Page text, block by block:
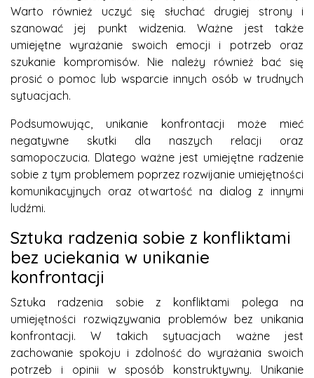
Warto również uczyć się słuchać drugiej strony i
szanować jej punkt widzenia. Ważne jest także
umiejętne wyrażanie swoich emocji i potrzeb oraz
szukanie kompromisów. Nie należy również bać się
prosić o pomoc lub wsparcie innych osób w trudnych
sytuacjach.
Podsumowując, unikanie konfrontacji może mieć
negatywne skutki dla naszych relacji oraz
samopoczucia. Dlatego ważne jest umiejętne radzenie
sobie z tym problemem poprzez rozwijanie umiejętności
komunikacyjnych oraz otwartość na dialog z innymi
ludźmi.
Sztuka radzenia sobie z konfliktami
bez uciekania w unikanie
konfrontacji
Sztuka radzenia sobie z konfliktami polega na
umiejętności rozwiązywania problemów bez unikania
konfrontacji. W takich sytuacjach ważne jest
zachowanie spokoju i zdolność do wyrażania swoich
potrzeb i opinii w sposób konstruktywny. Unikanie